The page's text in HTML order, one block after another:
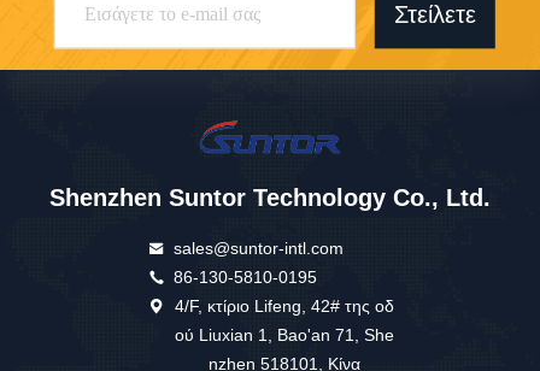
Στείλετε
Shenzhen Suntor Technology Co., Ltd.
sales@suntor-intl.com
86-130-5810-0195
4/F, κτίριο Lifeng, 42# της οδ
ού Liuxian 1, Bao'an 71, She
nzhen 518101, Κίνα